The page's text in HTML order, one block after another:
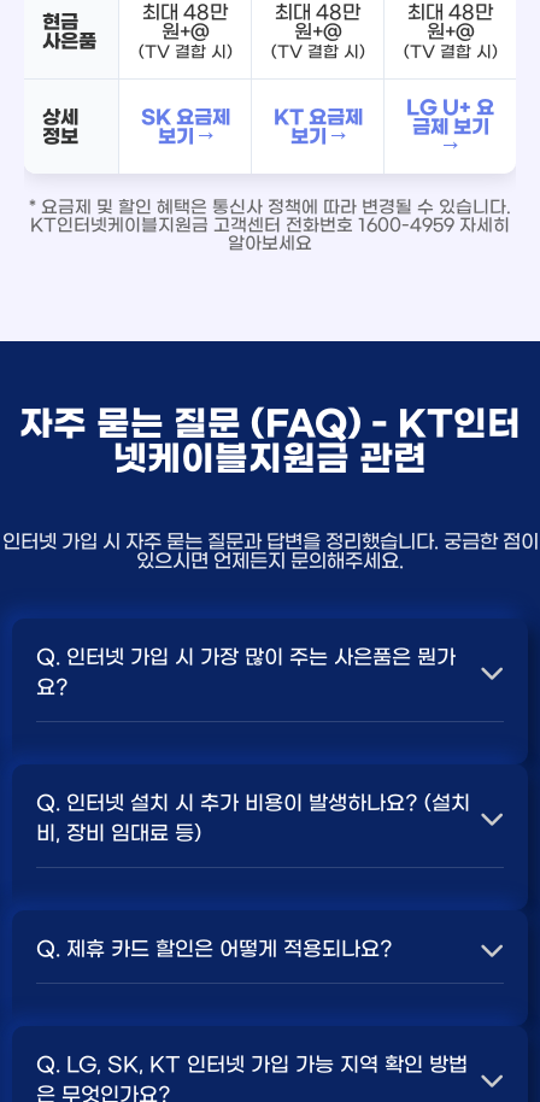
현금
사은품
최대 48만
원+@
(TV 결합 시)
최대 48만
원+@
(TV 결합 시)
최대 48만
원+@
(TV 결합 시)
상세
정보
SK 요금제
보기 →
KT 요금제
보기 →
LG U+ 요
금제 보기
→
* 요금제 및 할인 혜택은 통신사 정책에 따라 변경될 수 있습니다.
KT인터넷케이블지원금 고객센터 전화번호 1600-4959 자세히
알아보세요
자주 묻는 질문 (FAQ) - KT인터
넷케이블지원금 관련
인터넷 가입 시 자주 묻는 질문과 답변을 정리했습니다. 궁금한 점이
있으시면 언제든지 문의해주세요.
Q. 인터넷 가입 시 가장 많이 주는 사은품은 뭔가
요?
보통 500Mbps 또는 1Gbps 인터넷을 TV와 결합하여
가입할 때현금 사은품
세요.
Q. 인터넷 설치 시 추가 비용이 발생하나요? (설치
비, 장비 임대료 등)
청구되는 경우가 많습니다. 다만, 인터넷 상품 및 프로모션
책 확인 필수.
Q. 제휴 카드 할인은 어떻게 적용되나요?
에서 일정 금액이 할인됩니다. 할인 금액과 조건은 카드사
Q. LG, SK, KT 인터넷 가입 가능 지역 확인 방법
은 무엇인가요?